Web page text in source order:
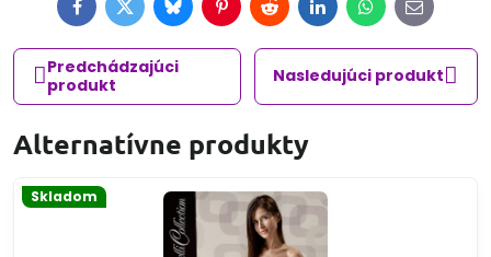
FacebookTwitterBlueskyPinterestRedditLinkedInWhatsApp
E-
mail
Predchádzajúci
produkt
Nasledujúci produkt
Alternatívne produkty
Skladom